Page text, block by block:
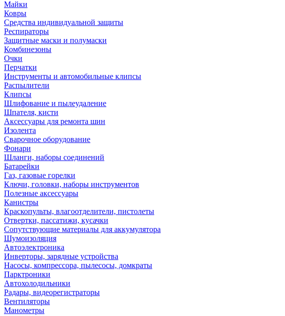
Майки
Ковры
Средства индивидуальной защиты
Респираторы
Защитные маски и полумаски
Комбинезоны
Очки
Перчатки
Инструменты и автомобильные клипсы
Распылители
Клипсы
Шлифование и пылеудаление
Шпателя, кисти
Аксессуары для ремонта шин
Изолента
Сварочное оборудование
Фонари
Шланги, наборы соединений
Батарейки
Газ, газовые горелки
Ключи, головки, наборы инструментов
Полезные аксессуары
Канистры
Краскопульты, влагоотделители, пистолеты
Отвертки, пассатижи, кусачки
Сопутствующие материалы для аккумулятора
Шумоизоляция
Автоэлектроника
Инверторы, зарядные устройства
Насосы, компрессора, пылесосы, домкраты
Парктроники
Автохолодильники
Радары, видеорегистраторы
Вентиляторы
Манометры